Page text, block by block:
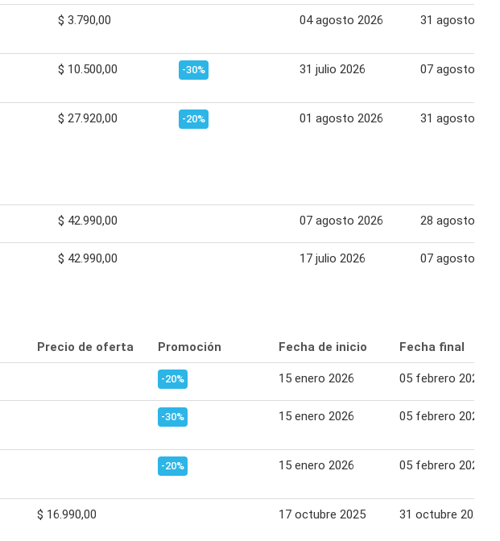
$ 3.790,00 04 agosto 2026 31 agosto
$ 10.500,00 -30% 31 julio 2026 07 agosto
$ 27.920,00 -20% 01 agosto 2026 31 agosto
$ 42.990,00 07 agosto 2026 28 agosto
$ 42.990,00 17 julio 2026 07 agosto
Precio de oferta Promoción Fecha de inicio Fecha final
-20% 15 enero 2026 05 febrero 2026
-30% 15 enero 2026 05 febrero 2026
-20% 15 enero 2026 05 febrero 2026
$ 16.990,00 17 octubre 2025 31 octubre 2025